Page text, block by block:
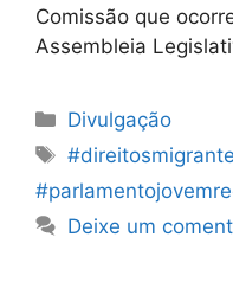
Comissão que
Assembleia
Categorias
Divulgação
Etiquetas
Deixe um